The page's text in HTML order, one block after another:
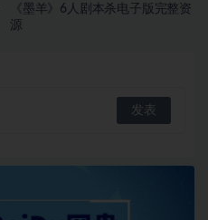
《墨羊》6人剧本杀电子版完整资
源